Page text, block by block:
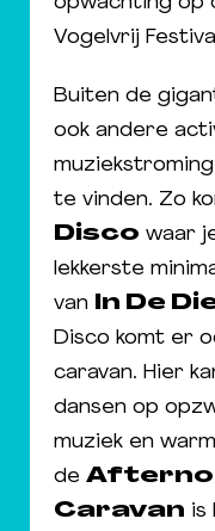
Vogelvrij
Buiten de
ook andere
te vinden. Zo
Disco waar
lekkerste
van
In De
Disco komt er
caravan. Hier
dansen op
muziek en
de
Caravan is